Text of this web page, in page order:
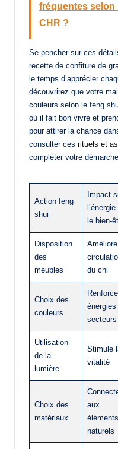
fréquentes selon
CHR ?
Se pencher sur ces
recette de confiture de
le temps d’apprécier
découvrirez que votre
couleurs selon le feng
où il fait bon vivre et
pour attirer la chance
consulter ces rituels et
compléter votre
Action feng
shui
Impact
le bien-
Disposition
des
meubles
du chi
Choix des
couleurs
énergies
secteurs
Utilisation
de la
lumière
Stimule
vitalité
Choix des
matériaux
aux
éléments
naturels